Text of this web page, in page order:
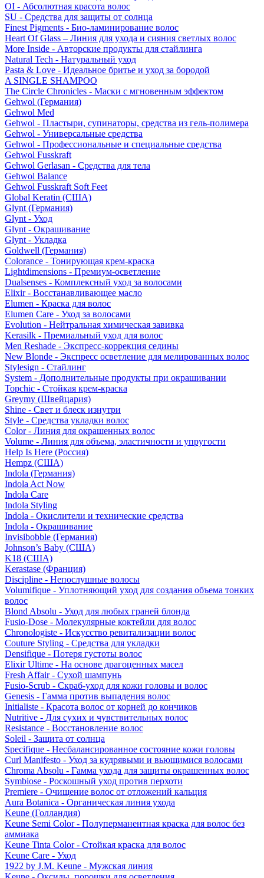
OI - Абсолютная красота волос
SU - Средства для защиты от солнца
Finest Pigments - Био-ламинирование волос
Heart Of Glass – Линия для ухода и сияния светлых волос
More Inside - Авторские продукты для стайлинга
Natural Tech - Натуральный уход
Pasta & Love - Идеальное бритье и уход за бородой
A SINGLE SHAMPOO
The Circle Chronicles - Маски с мгновенным эффектом
Gehwol (Германия)
Gehwol Med
Gehwol - Пластыри, супинаторы, средства из гель-полимера
Gehwol - Универсальные средства
Gehwol - Профессиональные и специальные средства
Gehwol Fusskraft
Gehwol Gerlasan - Средства для тела
Gehwol Balance
Gehwol Fusskraft Soft Feet
Global Keratin (США)
Glynt (Германия)
Glynt - Уход
Glynt - Окрашивание
Glynt - Укладка
Goldwell (Германия)
Colorance - Тонирующая крем-краска
Lightdimensions - Премиум-осветление
Dualsenses - Комплексный уход за волосами
Elixir - Восстанавливающее масло
Elumen - Краска для волос
Elumen Care - Уход за волосами
Evolution - Нейтральная химическая завивка
Kerasilk - Премиальный уход для волос
Men Reshade - Экспресс-коррекция седины
New Blonde - Экспресс осветление для мелированных волос
Stylesign - Стайлинг
System - Дополнительные продукты при окрашивании
Topchic - Стойкая крем-краска
Greymy (Швейцария)
Shine - Свет и блеск изнутри
Style - Средства укладки волос
Color - Линия для окрашенных волос
Volume - Линия для объема, эластичности и упругости
Help Is Here (Россия)
Hempz (США)
Indola (Германия)
Indola Act Now
Indola Care
Indola Styling
Indola - Окислители и технические средства
Indola - Окрашивание
Invisibobble (Германия)
Johnson’s Baby (США)
K18 (США)
Kerastase (Франция)
Discipline - Непослушные волосы
Volumifique - Уплотняющий уход для создания объема тонких
волос
Blond Absolu - Уход для любых граней блонда
Fusio-Dose - Молекулярные коктейли для волос
Chronologiste - Искусство ревитализации волос
Couture Styling - Средства для укладки
Densifique - Потеря густоты волос
Elixir Ultime - На основе драгоценных масел
Fresh Affair - Сухой шампунь
Fusio-Scrub - Скраб-уход для кожи головы и волос
Genesis - Гамма против выпадения волос
Initialiste - Красота волос от корней до кончиков
Nutritive - Для сухих и чувствительных волос
Resistance - Восстановление волос
Soleil - Защита от солнца
Specifique - Несбалансированное состояние кожи головы
Curl Manifesto - Уход за кудрявыми и вьющимися волосами
Chroma Absolu - Гамма ухода для защиты окрашенных волос
Symbiose - Роскошный уход против перхоти
Premiere - Очищение волос от отложений кальция
Aura Botanica - Органическая линия ухода
Keune (Голландия)
Keune Semi Color - Полуперманентная краска для волос без
аммиака
Keune Tinta Color - Стойкая краска для волос
Keune Care - Уход
1922 by J.M. Keune - Мужская линия